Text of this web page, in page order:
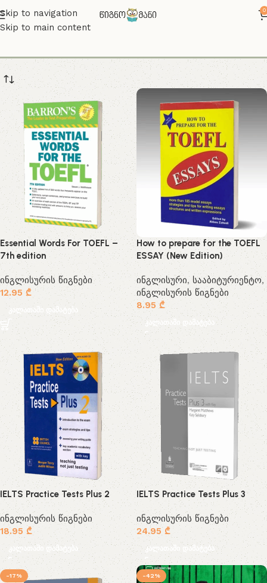
Skip to navigation
Skip to main content
0
Essential Words For TOEFL –
7th edition
ინგლისურის წიგნები
12.95₾
კალათაში დამატება
How to prepare for the TOEFL
ESSAY (New Edition)
ინგლისური, სააბიტურიენტო,
ინგლისურის წიგნები
8.95₾
კალათაში დამატება
IELTS Practice Tests Plus 2
ინგლისურის წიგნები
18.95 ₾
კალათაში დამატება
IELTS Practice Tests Plus 3
ინგლისურის წიგნები
24.95 ₾
კალათაში დამატება
-17% -42%